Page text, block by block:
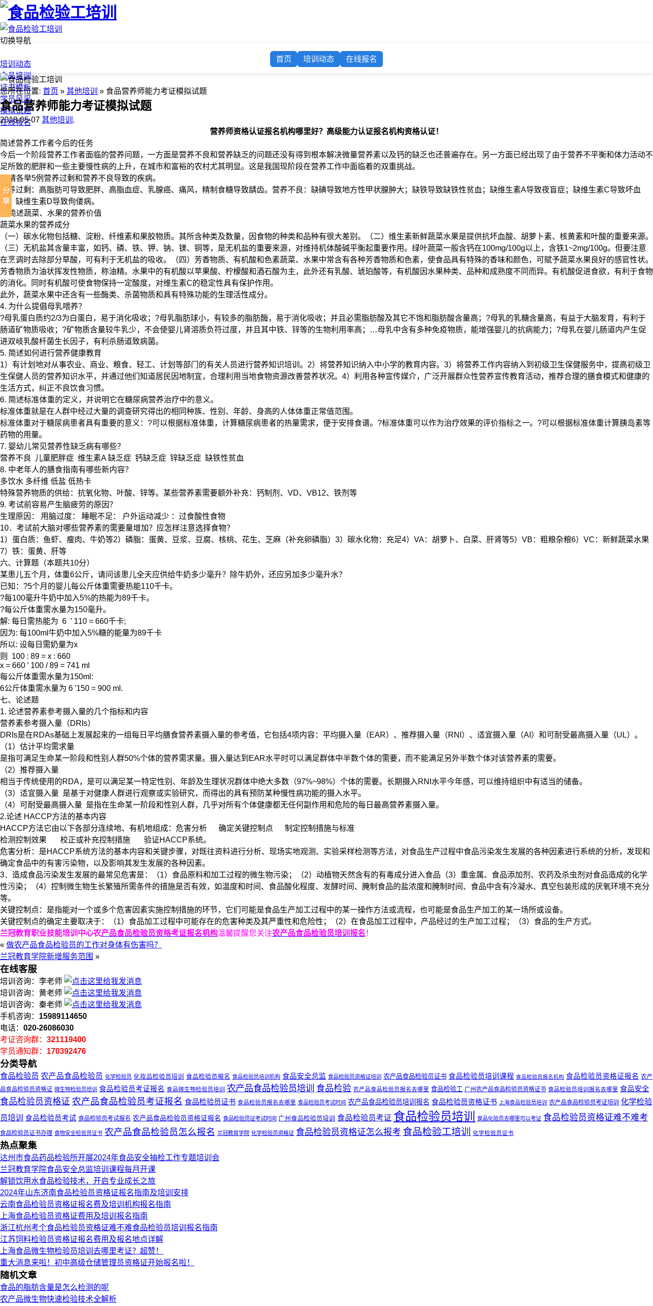
切换导航
培训动态
食品培训
证书模板
学员风采
模拟试题
在线报名
首页 培训动态 在线报名
您所在位置: 首页 » 其他培训 » 食品营养师能力考证模拟试题
食品营养师能力考证模拟试题
2018-05-07 其他培训 .
营养师资格认证报名机构哪里好？高级能力认证报名机构资格认证！
简述营养工作者今后的任务
今后一个阶段营养工作者面临的营养问题，一方面是营养不良和营养缺乏的问题还没有得到根本解决微量营养素以及钙的缺乏也还普遍存在。另一方面已经出现了由于营养不平衡和体力活动不
足所致的肥胖和一些主要慢性病的上升，在城市和富裕的农村尤其明显。这是我国现阶段在营养工作中面临着的双重挑战。
2. 请各举5例营养过剩和营养不良导致的疾病。
营养过剩：高脂肪可导致肥胖、高脂血症、乳腺癌、痛风，精制食糖导致龋齿。营养不良：缺碘导致地方性甲状腺肿大；缺铁导致缺铁性贫血；缺维生素A导致夜盲症；缺维生素C导致坏血
病；缺维生素D导致佝偻病。
3. 简述蔬菜、水果的营养价值
蔬菜水果的营养成分
（一）碳水化物包括糖、淀粉、纤维素和果胶物质。其所含种类及数量，因食物的种类和品种有很大差别。（二）维生素新鲜蔬菜水果是提供抗坏血酸、胡萝卜素、核黄素和叶酸的重要来源。
（三）无机盐其含量丰富，如钙、磷、铁、钾、钠、镁、铜等，是无机盐的重要来源，对维持机体酸碱平衡起重要作用。绿叶蔬菜一般含钙在100mg/100g以上，含铁1~2mg/100g。但要注意
在烹调时去除部分草酸，可有利于无机盐的吸收。（四）芳香物质、有机酸和色素蔬菜、水果中常含有各种芳香物质和色素，使食品具有特殊的香味和颜色，可赋予蔬菜水果良好的感官性状。
芳香物质为油状挥发性物质，称油精。水果中的有机酸以苹果酸、柠檬酸和酒石酸为主，此外还有乳酸、琥珀酸等，有机酸因水果种类、品种和成熟度不同而异。有机酸促进食欲，有利于食物
的消化。同时有机酸可使食物保持一定酸度，对维生素C的稳定性具有保护作用。
此外，蔬菜水果中还含有一些酶类、杀菌物质和具有特殊功能的生理活性成分。
4. 为什么提倡母乳喂养？
?母乳蛋白质约2/3为白蛋白，易于消化吸收；?母乳脂肪球小，有较多的脂肪酶，易于消化吸收；并且必需脂肪酸及其它不饱和脂肪酸含量高；?母乳的乳糖含量高，有益于大脑发育，有利于
肠道矿物质吸收；?矿物质含量较牛乳少，不会使婴儿肾溶质负符过度，并且其中铁、锌等的生物利用率高；…母乳中含有多种免疫物质，能增强婴儿的抗病能力；?母乳在婴儿肠道内产生促
进双岐乳酸杆菌生长因子，有利杀肠道致病菌。
5. 简述如何进行营养健康教育
1）有计划地对从事农业、商业、粮食、轻工、计划等部门的有关人员进行营养知识培训。2）将营养知识纳入中小学的教育内容。3）将营养工作内容纳入到初级卫生保健服务中，提高初级卫
生保健人员的营养知识水平，并通过他们知道居民因地制宜，合理利用当地食物资源改善营养状况。4）利用各种宣传媒介，广泛开展群众性营养宣传教育活动，推荐合理的膳食模式和健康的
生活方式，纠正不良饮食习惯。
6. 简述标准体重的定义，并说明它在糖尿病营养治疗中的意义。
标准体重就是在人群中经过大量的调查研究得出的相同种族、性别、年龄、身高的人体体重正常值范围。
标准体重对于糖尿病患者具有重要的意义：?可以根据标准体重，计算糖尿病患者的热量需求，便于安排食谱。?标准体重可以作为治疗效果的评价指标之一。?可以根据标准体重计算胰岛素等
药物的用量。
7. 婴幼儿常见营养性缺乏病有哪些？
营养不良 儿童肥胖症 维生素A 缺乏症 钙缺乏症 锌缺乏症 缺铁性贫血
8. 中老年人的膳食指南有哪些新内容？
多饮水 多纤维 低盐 低热卡
特殊营养物质的供给：抗氧化物、叶酸、锌等。某些营养素需要额外补充：钙制剂、VD、VB12、铁剂等
9. 考试前容易产生脑疲劳的原因？
生理原因： 用脑过度： 睡眠不足： 户外运动减少 ：过食酸性食物
10．考试前大脑对哪些营养素的需要量增加？应怎样注意选择食物？
1）蛋白质：鱼虾、瘦肉、牛奶等2）磷脂：蛋黄、豆浆、豆腐、核桃、花生、芝麻（补充卵磷脂）3）碳水化物：充足4）VA：胡萝卜、白菜、肝肾等5）VB：粗粮杂粮6）VC：新鲜蔬菜水果
7）铁：蛋黄、肝等
六、计算题（本题共10分）
某患儿五个月，体重6公斤，请问该患儿全天应供给牛奶多少毫升？除牛奶外，还应另加多少毫升水？
已知：?5个月的婴儿每公斤体重需要热能110千卡。
?每100毫升牛奶中加入5%的热能为89千卡。
?每公斤体重需水量为150毫升。
解: 每日需热能为 6 ′ 110 = 660千卡;
因为: 每100ml牛奶中加入5%糖的能量为89千卡
所以: 设每日需奶量为x
则 100 : 89 = x : 660
x = 660 ′ 100 / 89 = 741 ml
每公斤体重需水量为150ml:
6公斤体重需水量为 6 ′150 = 900 ml.
七、论述题
1. 论述营养素参考摄入量的几个指标和内容
营养素参考摄入量（DRIs）
DRIs是在RDAs基础上发展起来的一组每日平均膳食营养素摄入量的参考值，它包括4项内容：平均摄入量（EAR）、推荐摄入量（RNI）、适宜摄入量（AI）和可耐受最高摄入量（UL）。
（1）估计平均需求量
是指可满足生命某一阶段和性别人群50%个体的营养需求量。摄入量达到EAR水平时可以满足群体中半数个体的需要，而不能满足另外半数个体对该营养素的需要。
（2）推荐摄入量
相当于传统使用的RDA，是可以满足某一特定性别、年龄及生理状况群体中绝大多数（97%~98%）个体的需要。长期摄入RNI水平今年感，可以维持组织中有适当的储备。
（3）适宜摄入量 是基于对健康人群进行观察或实验研究，而得出的具有预防某种慢性病功能的摄入水平。
（4）可耐受最高摄入量 是指在生命某一阶段和性别人群，几乎对所有个体健康都无任何副作用和危险的每日最高营养素摄入量。
2.论述 HACCP方法的基本内容
HACCP方法它由以下各部分连续地、有机地组成：危害分析 确定关键控制点 制定控制措施与标准
检测控制效果 校正或补充控制措施 验证HACCP系统。
危害分析：是HACCP系统方法的基本内容和关键步骤，对既往资料进行分析、现场实地观测、实验采样检测等方法，对食品生产过程中食品污染发生发展的各种因素进行系统的分析，发现和
确定食品中的有害污染物，以及影响其发生发展的各种因素。
3．造成食品污染发生发展的最常见危害是：（1）食品原料和加工过程的微生物污染；（2）动植物天然含有的有毒成分进入食品（3）重金属、食品添加剂、农药及杀虫剂对食品造成的化学
性污染；（4）控制微生物生长繁殖所需条件的措施是否有效，如温度和时间、食品酸化程度、发酵时间、腌制食品的盐浓度和腌制时间、食品中含有冷凝水、真空包装形成的厌氧环境不充分
等。
关键控制点：是指能对一个或多个危害因素实施控制措施的环节，它们可能是食品生产加工过程中的某一操作方法或流程，也可能是食品生产加工的某一场所或设备。
关键控制点的确定主要取决于：（1）食品加工过程中可能存在的危害种类及其严重性和危险性；（2）在食品加工过程中，产品经过的生产加工过程；（3）食品的生产方式。
兰冠教育职业技能培训中心农产品食品检验员资格考证报名机构温馨提醒您关注农产品食品检验员培训报名 ！
« 做农产品食品检验员的工作对身体有伤害吗？
兰冠教育学院新增服务范围 »
在线客服
培训咨询：李老师
培训咨询：黄老师
培训咨询：秦老师
手机咨询： 15989114650
电话： 020-26086030
考证咨询群： 321119400
学员通知群： 170392476
分类导航
食品检验员 农产品食品检验员 化学检验员 化妆品检验员培训 食品检验员报名 食品检验员培训机构 食品安全总监 食品检验员资格证培训 农产品食品检验员证书 食品检验员培训课程 食品检验员报名机构 食品检验员资格证报名 农产
品食品检验员资格证 微生物检验员培训 食品检验员考证报名 食品微生物检验员培训 农产品食品检验员培训 食品检验 农产品食品检验员报名去哪里 食品检验工 广州农产品食品检验员资格证书 食品检验员培训报名去哪里 食品安全
食品检验员资格证 农产品食品检验员考证报名 食品检验员证书 食品检验员报名去哪里 食品检验员考试时间 农产品食品检验员培训报名 食品检验员资格证书 上海食品检验员培训 农产品食品检验员考证培训 化学检验
员培训 食品检验员考试 食品检验员考试报名 农产品食品检验员资格证报名 食品检验员证考试时间 广州食品检验员培训 食品检验员考证 食品检验员培训 食品化验员去哪里可以考证 食品检验员资格证难不难考
食品检验员证书办理 食物安全检验员证书 农产品食品检验员怎么报名 兰冠教育学院 化学检验员资格证 食品检验员资格证怎么报考 食品检验工培训 化学检验员证书
热点聚集
达州市食品药品检验所开展2024年食品安全抽检工作专题培训会
兰冠教育学院食品安全总监培训课程每月开课
解锁饮用水食品检验技术，开启专业成长之旅
2024年山东济南食品检验员资格证报名指南及培训安排
云南食品检验员资格证报名费及培训机构报名指南
上海食品检验员资格证费用及培训报名指南
浙江杭州考个食品检验员资格证难不难食品检验员培训报名指南
江苏饲料检验员资格证报名费用及报名地点详解
上海食品微生物检验员培训去哪里考证？超赞！
重大消息来啦！初中高级仓储管理员资格证开始报名啦！
随机文章
食品的脂肪含量是怎么检测的呢
农产品微生物快速检验技术全解析